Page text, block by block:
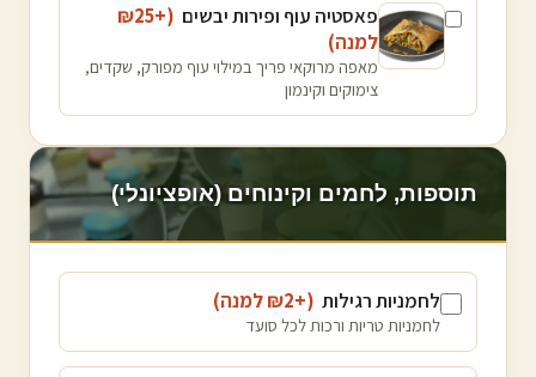
פאסטיה עוף ופירות יבשים (+₪
25
למנה)
מאפה מרוקאי פריך במילוי עוף מפורק, שקדים,
צימוקים וקינמון
תוספות, לחמים וקינוחים (אופציונלי)
לחמניות רגילות (+₪
2 למנה)
לחמניות טריות ורכות לכל סועד